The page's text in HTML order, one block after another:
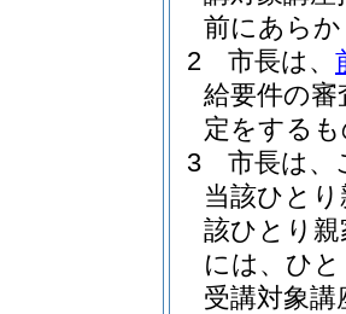
前にあら
2
市長は、
給要件の
定をする
3
市長は、
当該ひと
該ひとり
には、ひ
受講対象講